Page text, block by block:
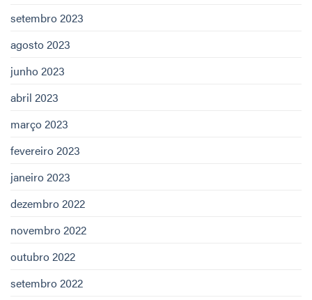
setembro 2023
agosto 2023
junho 2023
abril 2023
março 2023
fevereiro 2023
janeiro 2023
dezembro 2022
novembro 2022
outubro 2022
setembro 2022